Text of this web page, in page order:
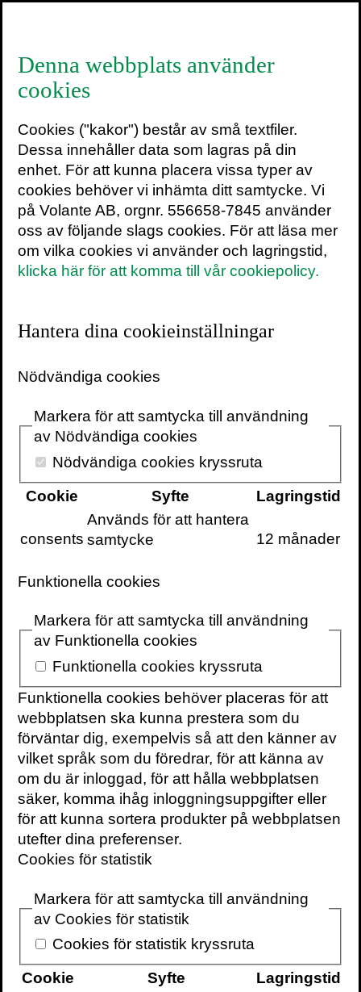
Linda Liukas
SENASTE INLÄGG
TEXTARKIV
6 april 2017
VOLANTE PÅ
VILL DU FÅ VÅRT
NYHETSBREV?
Information om
en gång i veckan
KONTAKTA OSS
Volante
Stora Nygatan 7
SE-111 27 Stockholm
Sweden
+46(0) 8 702 15 19
Fler kontaktuppgifter
Cookieinställningar
Denna webbplats använder
cookies
Cookies ("kakor") består av små textfiler.
Dessa innehåller data som lagras på din
enhet. För att kunna placera vissa typer av
cookies behöver vi inhämta ditt samtycke. Vi
på Volante AB, orgnr. 556658-7845 använder
oss av följande slags cookies. För att läsa mer
om vilka cookies vi använder och lagringstid,
klicka här för att komma till vår cookiepolicy.
Hantera dina cookieinställningar
Nödvändiga cookies
Markera för att samtycka till användning
av Nödvändiga cookies
Nödvändiga cookies kryssruta
Cookie
Syfte Lagringstid
consents
Används för att hantera
samtycke
12 månader
Funktionella cookies
Markera för att samtycka till användning
av Funktionella cookies
Funktionella cookies kryssruta
Funktionella cookies behöver placeras för att
webbplatsen ska kunna prestera som du
förväntar dig, exempelvis så att den känner av
vilket språk som du föredrar, för att känna av
om du är inloggad, för att hålla webbplatsen
säker, komma ihåg inloggningsuppgifter eller
för att kunna sortera produkter på webbplatsen
utefter dina preferenser.
Cookies för statistik
Markera för att samtycka till användning
av Cookies för statistik
Cookies för statistik kryssruta
Cookie
Syfte Lagringstid